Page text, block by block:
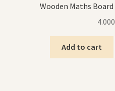
4.000
Add to cart